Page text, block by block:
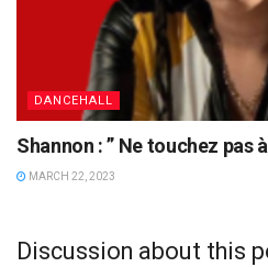
DANCEHALL
Shannon : ” Ne touchez pas
MARCH 22, 2023
Discussion about this